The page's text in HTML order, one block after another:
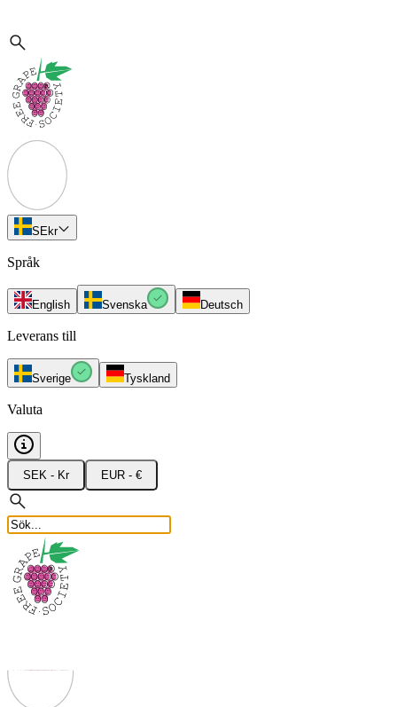
SEkr
Språk
English Svenska Deutsch
Leverans till
Sverige Tyskland
Valuta
SEK - Kr EUR - €